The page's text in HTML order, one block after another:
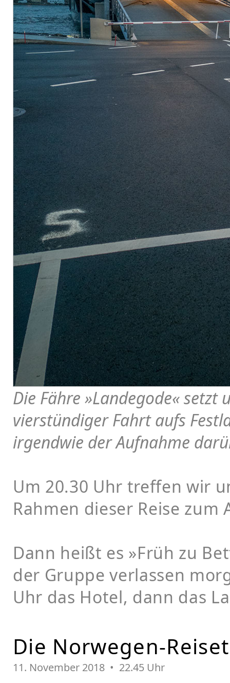
Die Fähre »Landegode« setzt
vierstündiger Fahrt aufs
irgendwie der Aufnahme
Um 20.30 Uhr treffen wir
Rahmen dieser Reise zum
Dann heißt es »Früh zu
der Gruppe verlassen
Uhr das Hotel, dann das
Die Norwegen-
11. November 2018 • 22.45 Uhr